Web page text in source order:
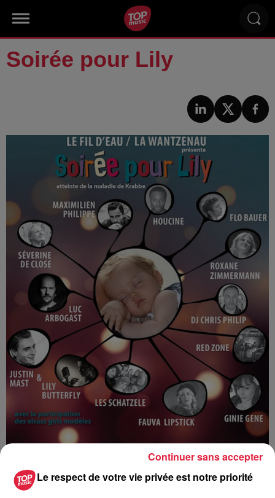
Soirée pour Lily
Le respect de votre vie privée est notre priorité
Continuer sans accepter